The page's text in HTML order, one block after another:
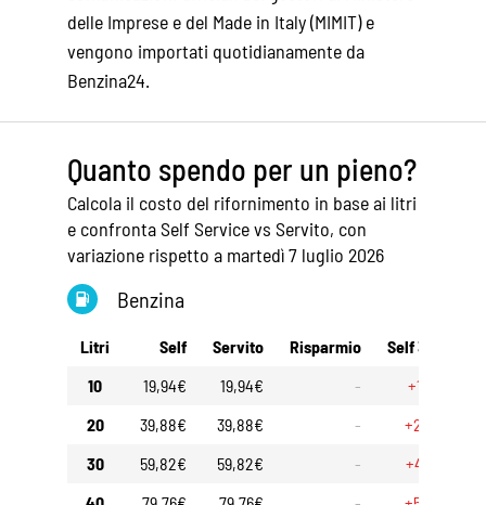
delle Imprese e del Made in Italy (MIMIT) e
vengono importati quotidianamente da
Benzina24.
Quanto spendo per un pieno?
Calcola il costo del rifornimento in base ai litri
e confronta Self Service vs Servito, con
variazione rispetto a martedì 7 luglio 2026
Benzina
Litri Self Servito Risparmio Self 30gg
10
19,94€ 19,94€ -
+1,45€
20
39,88€ 39,88€ -
+2,90€
30
59,82€ 59,82€ -
+4,35€